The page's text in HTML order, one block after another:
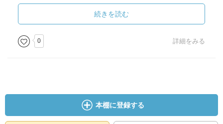
続きを読む
0 詳細をみる
本棚に登録する